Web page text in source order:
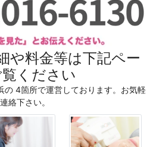
や料金等は下記ペー
ください
の 4箇所で運営しております。お気軽
絡下さい。